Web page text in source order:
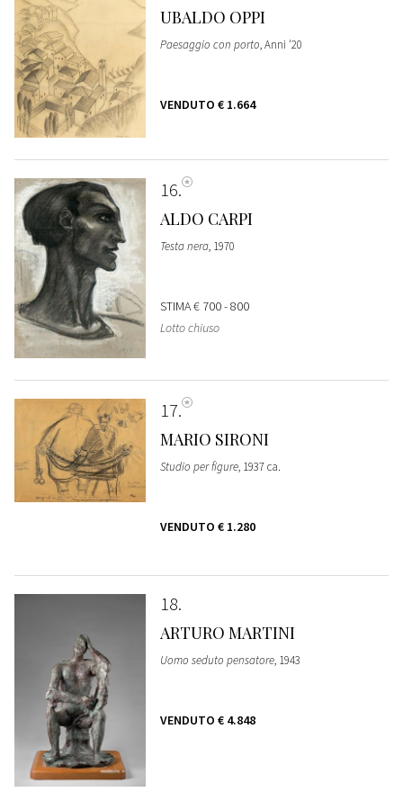
UBALDO OPPI
Paesaggio con porto, Anni '20
VENDUTO € 1.664
16
ALDO CARPI
Testa nera, 1970
STIMA€ 700 - 800
Lotto chiuso
17
MARIO SIRONI
Studio per figure, 1937 ca.
VENDUTO € 1.280
18
ARTURO MARTINI
Uomo seduto pensatore, 1943
VENDUTO € 4.848